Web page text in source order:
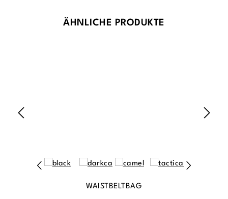
Produktgalerie überspringen
ÄHNLICHE PRODUKTE
WAISTBELTBAG